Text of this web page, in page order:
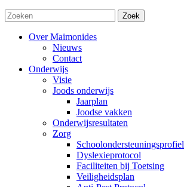
Zoek
Over Maimonides
Nieuws
Contact
Onderwijs
Visie
Joods onderwijs
Jaarplan
Joodse vakken
Onderwijsresultaten
Zorg
Schoolondersteuningsprofiel
Dyslexieprotocol
Faciliteiten bij Toetsing
Veiligheidsplan